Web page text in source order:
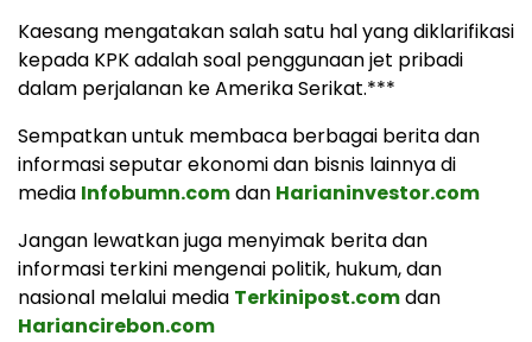
Kaesang mengatakan salah satu hal yang diklarifikasi
kepada KPK adalah soal penggunaan jet pribadi
dalam perjalanan ke Amerika Serikat.***
Sempatkan untuk membaca berbagai berita dan
informasi seputar ekonomi dan bisnis lainnya di
media Infobumn.comdan Harianinvestor.com
Jangan lewatkan juga menyimak berita dan
informasi terkini mengenai politik, hukum, dan
nasional melalui media Terkinipost.comdan
Hariancirebon.com